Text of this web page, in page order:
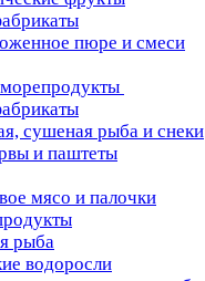
пюре и смеси
сушеная рыба и снеки
и паштеты
мясо и палочки
рыба
водоросли